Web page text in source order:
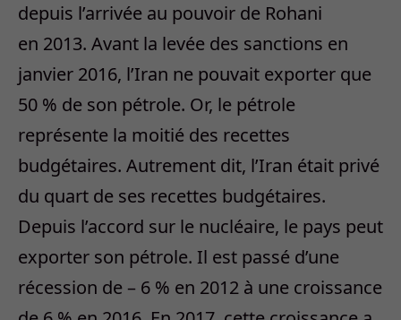
depuis l’arrivée au pouvoir de Rohani
en 2013. Avant la levée des sanctions en
janvier 2016, l’Iran ne pouvait exporter que
50 % de son pétrole. Or, le pétrole
représente la moitié des recettes
budgétaires. Autrement dit, l’Iran était privé
du quart de ses recettes budgétaires.
Depuis l’accord sur le nucléaire, le pays peut
exporter son pétrole. Il est passé d’une
récession de – 6 % en 2012 à une croissance